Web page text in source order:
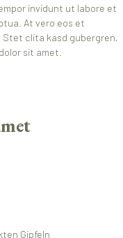
invidunt ut labore et
At vero eos et
Stet clita kasd gubergren,
sit amet.